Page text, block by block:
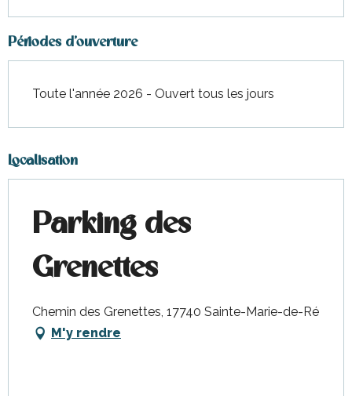
Périodes d'ouverture
Toute l'année 2026 - Ouvert tous les jours
Localisation
Parking des
Grenettes
Chemin des Grenettes, 17740 Sainte-Marie-de-Ré
M'y rendre